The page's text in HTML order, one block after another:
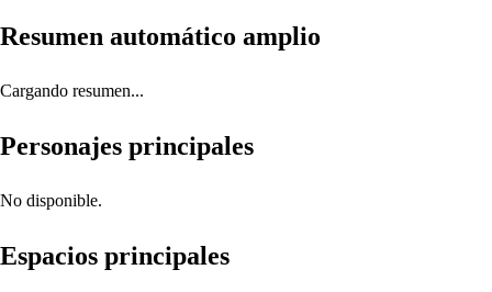
Resumen automático amplio
Cargando resumen...
Personajes principales
No disponible.
Espacios principales